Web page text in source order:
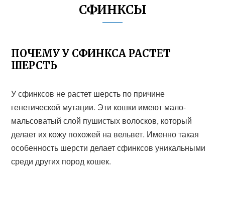
СФИНКСЫ
ПОЧЕМУ У СФИНКСА РАСТЕТ
ШЕРСТЬ
У сфинксов не растет шерсть по причине
генетической мутации. Эти кошки имеют мало-
мальсоватый слой пушистых волосков, который
делает их кожу похожей на вельвет. Именно такая
особенность шерсти делает сфинксов уникальными
среди других пород кошек.